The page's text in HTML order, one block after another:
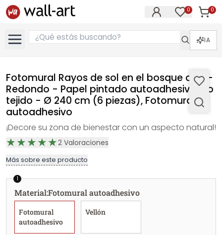
0 0
IA
Fotomural Rayos de sol en el bosque azul -
Redondo - Papel pintado autoadhesivo/no
tejido - Ø 240 cm (6 piezas), Fotomural
autoadhesivo
¡Decore su zona de bienestar con un aspecto natural!
2 Valoraciones
Más sobre este producto
1
Material:Fotomural autoadhesivo
Fotomural
autoadhesivo
Vellón